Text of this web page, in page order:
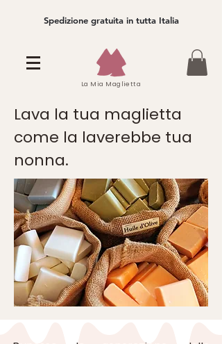
Spedizione gratuita in tutta Italia
La Mia Maglietta
Lava la tua maglietta
come la laverebbe tua
nonna.